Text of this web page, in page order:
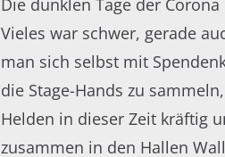
Die dunklen Tage der
Vieles war schwer, gerade
man sich selbst mit
die Stage-Hands zu
Helden in dieser Zeit kräftig
zusammen in den Hallen